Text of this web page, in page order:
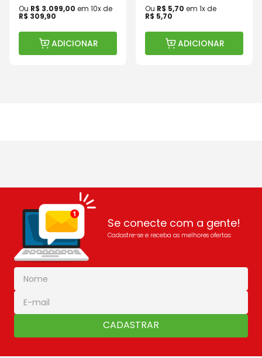
Ou R$ 3.099,00 em 10x de
R$ 309,90
ADICIONAR
Ou R$ 5,70 em 1x de
R$ 5,70
ADICIONAR
Se conecte com a gente!
Cadastre-se e receba as melhores ofertas:
CADASTRAR